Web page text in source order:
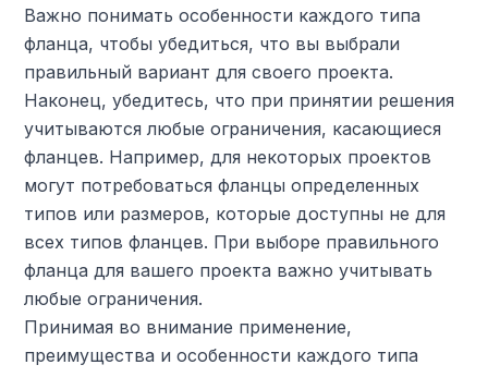
Важно понимать особенности каждого типа
фланца, чтобы убедиться, что вы выбрали
правильный вариант для своего проекта.
Наконец, убедитесь, что при принятии решения
учитываются любые ограничения, касающиеся
фланцев. Например, для некоторых проектов
могут потребоваться фланцы определенных
типов или размеров, которые доступны не для
всех типов фланцев. При выборе правильного
фланца для вашего проекта важно учитывать
любые ограничения.
Принимая во внимание применение,
преимущества и особенности каждого типа